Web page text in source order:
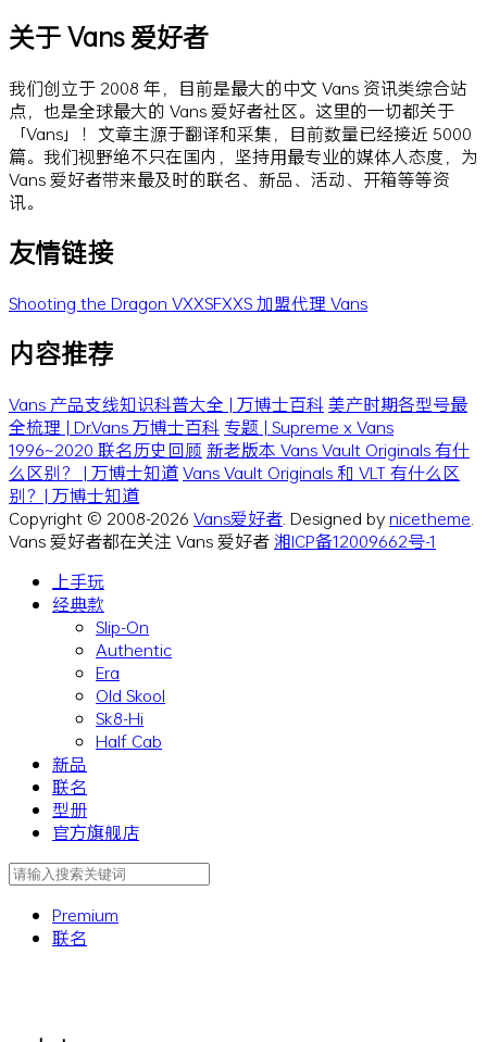
关于 Vans 爱好者
我们创立于 2008 年，目前是最大的中文 Vans 资讯类综合站
点，也是全球最大的 Vans 爱好者社区。这里的一切都关于
「Vans」！文章主源于翻译和采集，目前数量已经接近 5000
篇。我们视野绝不只在国内，坚持用最专业的媒体人态度，为
Vans 爱好者带来最及时的联名、新品、活动、开箱等等资
讯。
友情链接
Shooting the Dragon VXXSFXXS加盟代理 Vans
内容推荐
Vans 产品支线知识科普大全 | 万博士百科美产时期各型号最
全梳理 | Dr.Vans 万博士百科 专题 | Supreme x Vans
1996~2020 联名历史回顾 新老版本 Vans Vault Originals 有什
么区别？ | 万博士知道Vans Vault Originals 和 VLT 有什么区
别？| 万博士知道
Copyright © 2008-2026 Vans爱好者 . Designed bynicetheme
Vans 爱好者都在关注 Vans 爱好者湘ICP备12009662号-1
上手玩
经典款
Slip-On
Authentic
Era
Old Skool
Sk8-Hi
Half Cab
新品
联名
型册
官方旗舰店
Premium
联名